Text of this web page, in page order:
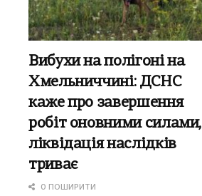
Вибухи на полігоні на
Хмельниччині: ДСНС
каже про завершення
робіт оновними силами,
ліквідація наслідків
триває
0 ПОШИРИТИ